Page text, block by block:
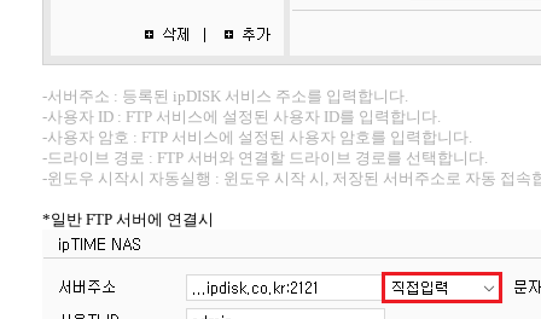
-서버주소 : 등록된 ipDISK 서비스 주소를 입력합니다.
-사용자 ID : FTP 서비스에 설정된 사용자 ID를 입력합니다.
-사용자 암호 : FTP 서비스에 설정된 사용자 암호를 입력합니다.
-드라이브 경로 : FTP 서버와 연결할 드라이브 경로를 선택합니다.
-윈도우 시작시 자동실행 : 윈도우 시작 시, 저장된 서버주소로 자동 접속
*일반 FTP 서버에 연결시